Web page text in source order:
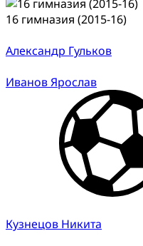
16 гимназия (2015-16)
Александр Гульков
Иванов Ярослав
Кузнецов Никита